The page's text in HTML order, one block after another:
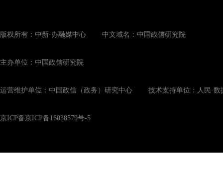
版权所有：中新·办融媒中心 中文域名：中国政信研究院
主办单位：中国政信研究院
运营维护单位：中国政信（政务）研究中心 技术支持单位：人民·数
京ICP备京ICP备16038579号-5